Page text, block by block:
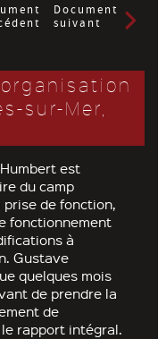
Document
suivant
sur-Mer,
est
du camp
prise de fonction,
fonctionnement
à
Gustave
quelques mois
de prendre la
de
rapport intégral.